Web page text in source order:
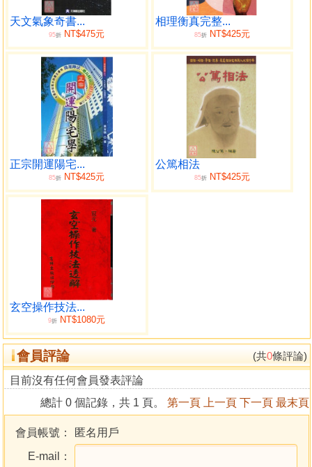
本書出版目的，在開啟命學研究的新方向，讓傳統命學
走向科學星命學的目標。天文科學在進步，文明也在逐步進
展，命學不應該固步自封，一成不變，應該邁向更精確的計
算方法。古代只論命宮，無法精算命度，論斷上因此失之偏
頗，現今找回命學失去摒棄的星學部分，並能精確正確的推
算命宮度到分秒。學者應加深入研究，力求精進，弘揚天理
命學，勿一味排斥，不求進步。
研究命學，最重命宮，一個人在黃道上的定位即命宮，
只有一個。命法盡管不同，應是殊途同歸，命宮應該一致。
但目前諸多命法，命宮分岐，甚至錯誤百出。
另外，命學不能只看生時而忽略出生地點，經緯度對後
天命宮產生絕對影響力，必須加入命學計算體系，才能先後
天(時空)並用，增加精準度與諮詢者信任度。
此係數千年來最突破、創新與震撼術界的新研究，特與
公開不藏私。
拋磚引玉，切望與同道共同探討，不吝指教，期能改
革、創新。因篇幅過多，無法盡述，未來還會發表更多、更
精密的數據資料與研究結果，共同為提升命學努力。並編製
最新最精準的星曆表與星象萬年曆，以供學者參考。
作者簡介
黃家騁
1948年1月，出生於台北，中華民國易經學會理事暨易
會長。中華易學月刊專論數十篇，媒體專欄超過三千篇。著
作易學提要、易學與醫學之綜合研究、洪範易知、易術概
天文氣象奇書...
95折 NT$475元
相理衡真完整...
85折NT$425元
正宗開運陽宅...
85折 NT$425元
公篤相法
85折NT$425元
玄空操作技法...
9折 NT$1080元
會員評論 (共0條評論)
目前沒有任何會員發表評論
總計 0 個記錄，共 1 頁。 第一頁 上一頁 下一頁 最末頁
會員帳號：
匿名用戶
E-mail：